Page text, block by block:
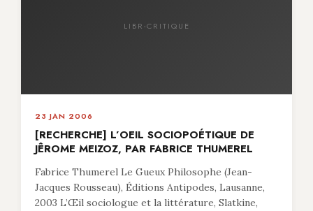
LIBR-CRITIQUE
23 JAN 2006
[RECHERCHE] L’OEIL SOCIOPOÉTIQUE DE
JÊROME MEIZOZ, PAR FABRICE THUMEREL
Fabrice Thumerel Le Gueux Philosophe (Jean-
Jacques Rousseau), Éditions Antipodes, Lausanne,
2003 L’Œil sociologue et la littérature, Slatkine,